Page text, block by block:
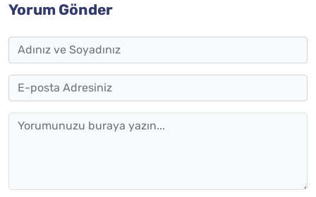
Yorum Gönder